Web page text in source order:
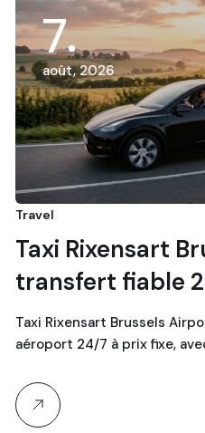
7
août, 2026
Travel
Taxi Rixensart
transfert fiable
Taxi Rixensart Brussels
aéroport 24/7 à prix fixe,